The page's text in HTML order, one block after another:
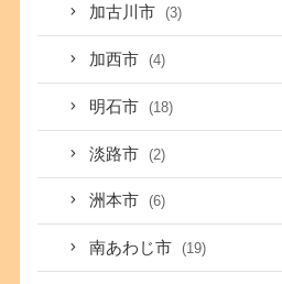
加古川市 (3)
加西市 (4)
明石市 (18)
淡路市 (2)
洲本市 (6)
南あわじ市 (19)